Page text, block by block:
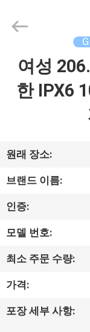
VR
회
사
소
개
2021
SESKOM
TECHNOLOGY
Rights
Reserved.
여성
한 IPX6
원래 장소:
브랜드 이름:
인증:
모델 번호:
최소 주문 수량:
가격:
포장 세부 사항: